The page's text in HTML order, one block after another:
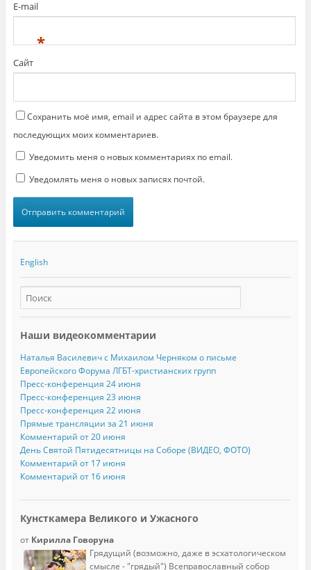
р
ы
е
в
в
м
к
н
)
е
E-mail
*
Сайт
Сохранить моё имя, email и адрес сайта в этом браузере для
последующих моих комментариев.
Уведомить меня о новых комментариях по email.
Уведомлять меня о новых записях почтой.
English
Наши видеокомментарии
Наталья Василевич с Михаилом Черняком о письме
Европейского Форума ЛГБТ-христианских групп
Пресс-конференция 24 июня
Пресс-конференция 23 июня
Пресс-конференция 22 июня
Прямые трансляции за 21 июня
Комментарий от 20 июня
День Святой Пятидесятницы на Соборе (ВИДЕО, ФОТО)
Комментарий от 17 июня
Комментарий от 16 июня
Кунсткамера Великого и Ужасного
от Кирилла Говоруна
Грядущий (возможно, даже в эсхатологическом
смысле - "грядый") Всеправославный собор